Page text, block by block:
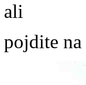
ali
pojdite na